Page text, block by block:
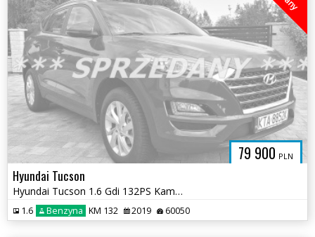
79 900 PLN
Hyundai Tucson
Hyundai Tucson 1.6 Gdi 132PS Kamera Nawigacja Car-Play Android Google
1.6 Benzyna KM 132 2019 60050